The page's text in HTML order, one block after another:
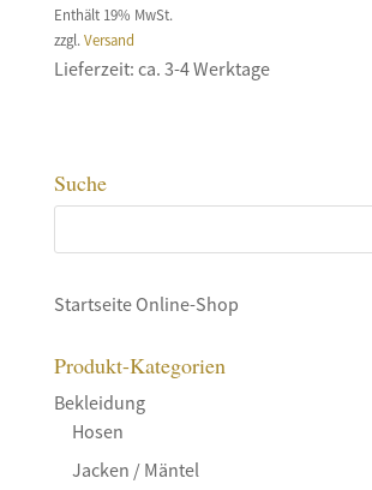
Enthält 19% MwSt.
zzgl. Versand
Lieferzeit: ca. 3-4 Werktage
Suche
Startseite Online-Shop
Produkt-Kategorien
Bekleidung
Hosen
Jacken / Mäntel